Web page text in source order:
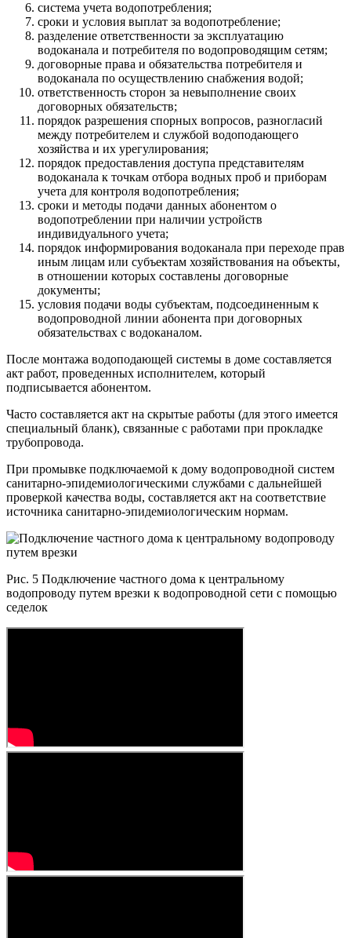
система учета водопотребления;
сроки и условия выплат за водопотребление;
разделение ответственности за эксплуатацию
водоканала и потребителя по водопроводящим сетям;
договорные права и обязательства потребителя и
водоканала по осуществлению снабжения водой;
ответственность сторон за невыполнение своих
договорных обязательств;
порядок разрешения спорных вопросов, разногласий
между потребителем и службой водоподающего
хозяйства и их урегулирования;
порядок предоставления доступа представителям
водоканала к точкам отбора водных проб и приборам
учета для контроля водопотребления;
сроки и методы подачи данных абонентом о
водопотреблении при наличии устройств
индивидуального учета;
порядок информирования водоканала при переходе прав
иным лицам или субъектам хозяйствования на объекты,
в отношении которых составлены договорные
документы;
условия подачи воды субъектам, подсоединенным к
водопроводной линии абонента при договорных
обязательствах с водоканалом.
После монтажа водоподающей системы в доме составляется
акт работ, проведенных исполнителем, который
подписывается абонентом.
Часто составляется акт на скрытые работы (для этого имеется
специальный бланк), связанные с работами при прокладке
трубопровода.
При промывке подключаемой к дому водопроводной систем
санитарно-эпидемиологическими службами с дальнейшей
проверкой качества воды, составляется акт на соответствие
источника санитарно-эпидемиологическим нормам.
Рис. 5 Подключение частного дома к центральному
водопроводу путем врезки к водопроводной сети с помощью
седелок